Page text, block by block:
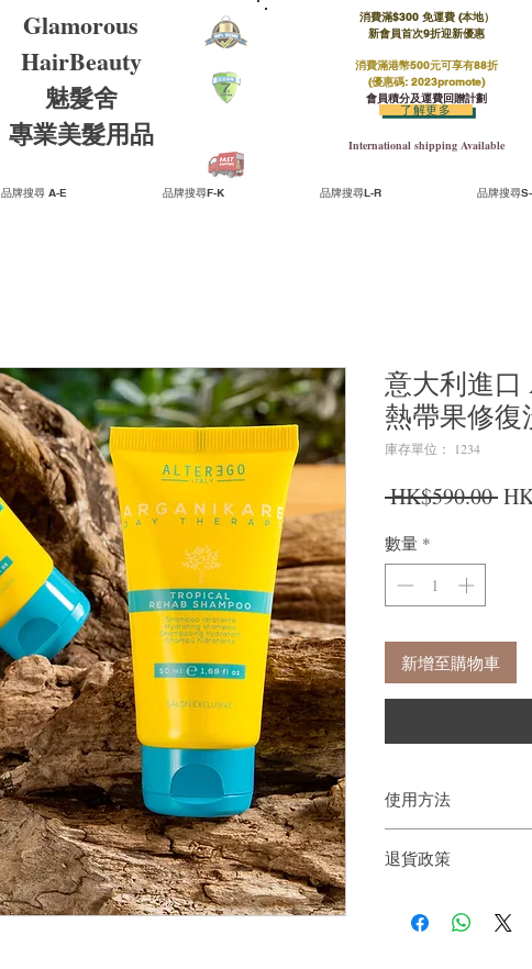
Glamorous
HairBeauty
魅髮舍
​​專業美髮用品
消費滿$300 免運費 (本地）​
新會員首次9折迎新優惠
消費滿港幣500元可享有88折
(優惠碼: 2023promote)
會員積分及運費回贈計劃
International shipping Available
了解更多
品牌搜尋 A-E 品牌搜尋F-K 品牌搜尋L-R 品牌搜尋
意大利進口
熱帶果修復
庫存單位： 1234
HK$590.00 一
數量 *
新增至購物車
使用方法
如有必要，請重複。
退貨政策
戶。首先，您需要在